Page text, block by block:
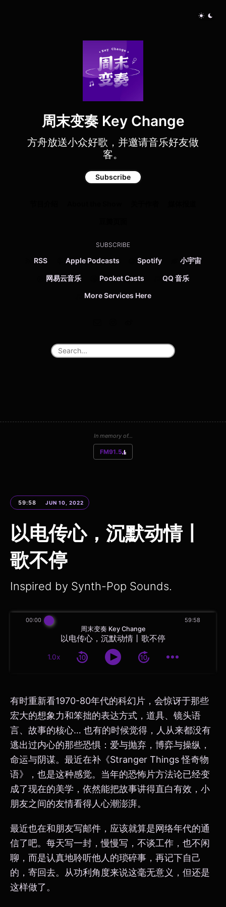
周末变奏 Key Change
方舟放送小众好歌，并邀请音乐好友做
客。
Subscribe
SUBSCRIBE
RSS Apple Podcasts Spotify 小宇宙
网易云音乐 Pocket Casts QQ 音乐
More Services Here
In memory of...
FM91.5
59:58 JUN 10, 2022
以电传心，沉默动情丨
歌不停
Inspired by Synth-Pop Sounds.
周末变奏 Key Change
以电传心，沉默动情丨歌不停
1.0x
00:00 59:58
有时重新看1970-80年代的科幻片，会惊讶于那些
宏大的想象力和笨拙的表达方式，道具、镜头语
言、故事的核心… 也有的时候觉得，人从来都没有
逃出过内心的那些恐惧：爱与抛弃，博弈与操纵，
命运与阴谋。最近在补《Stranger Things 怪奇物
语》，也是这种感觉。当年的恐怖片方法论已经变
成了现在的美学，依然能把故事讲得直白有效，小
朋友之间的友情看得人心潮澎湃。
最近也在和朋友写邮件，应该就算是网络年代的通
信了吧。每天写一封，慢慢写，不谈工作，也不闲
聊，而是认真地聆听他人的琐碎事，再记下自己
的，寄回去。从功利角度来说这毫无意义，但还是
这样做了。